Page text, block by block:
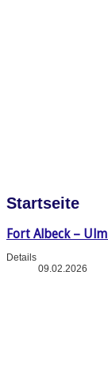
Startseite
Fort Albeck –
Details
09.02.2026